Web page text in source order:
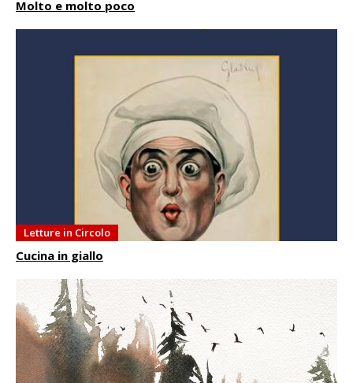
Molto e molto poco
Letture in Circolo
Cucina in giallo